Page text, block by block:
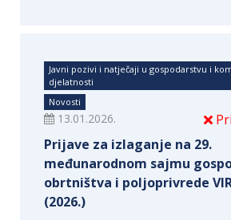
Javni pozivi i natječaji u gospodarstvu i
djelatnosti
Novosti
13.01.2026.
Prijave za izlaganje na 29.
međunarodnom sajmu
obrtništva i poljoprivrede
(2026.)